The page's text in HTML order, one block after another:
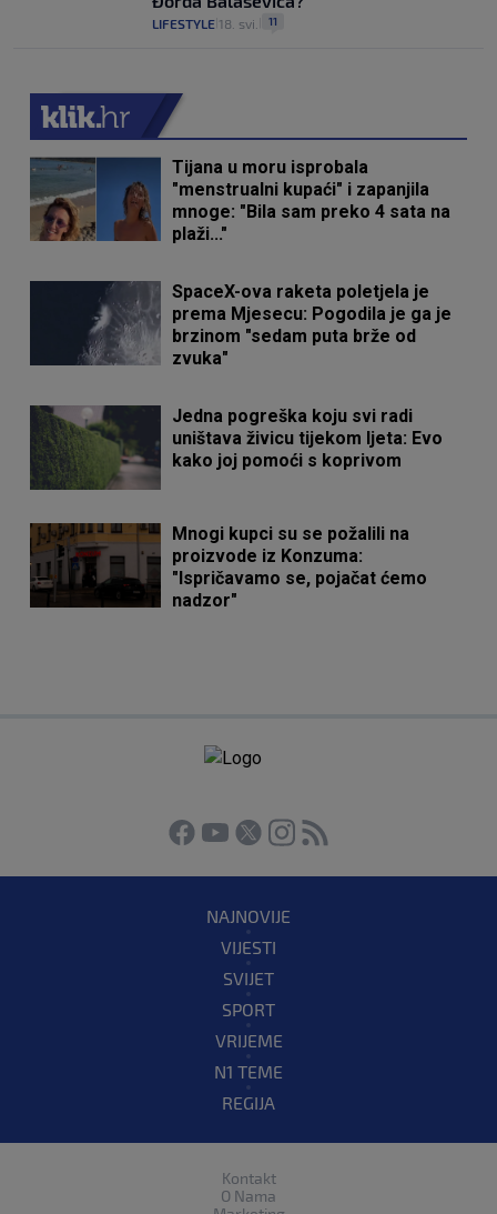
LIFESTYLE 18. svi. 11
Tijana u moru isprobala
"menstrualni kupaći" i zapanjila
mnoge: "Bila sam preko 4 sata na
plaži..."
SpaceX-ova raketa poletjela je
prema Mjesecu: Pogodila je ga je
brzinom "sedam puta brže od
zvuka"
Jedna pogreška koju svi radi
uništava živicu tijekom ljeta: Evo
kako joj pomoći s koprivom
Mnogi kupci su se požalili na
proizvode iz Konzuma:
"Ispričavamo se, pojačat ćemo
nadzor"
NAJNOVIJE
VIJESTI
SVIJET
SPORT
VRIJEME
N1 TEME
REGIJA
Kontakt
O Nama